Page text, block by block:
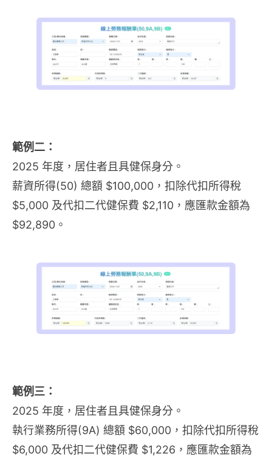
範例二：
2025 年度，居住者且具健保身分。
薪資所得(50) 總額 $100,000，扣除代扣所得稅
$5,000 及代扣二代健保費 $2,110，應匯款金額為
$92,890。
範例三：
2025 年度，居住者且具健保身分。
執行業務所得(9A) 總額 $60,000，扣除代扣所得稅
$6,000 及代扣二代健保費 $1,226，應匯款金額為